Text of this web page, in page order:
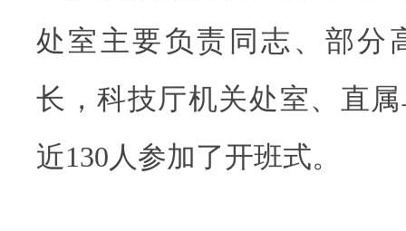
处室主要负责同志、部分
长，科技厅机关处室、直
近130人参加了开班式。